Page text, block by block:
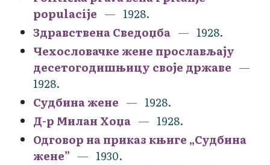
populacije
1928.
Здравствена Сведоџба
1928.
Чехословачке жене прослављају
десетогодишњицу своје државе
1928.
Судбина жене
1928.
Д-р Милан Хоџа
1928.
Одговор на приказ књиге „Судбина
жене”
1930.